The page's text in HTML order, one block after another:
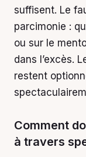
suffisent. Le
parcimonie :
ou sur le
dans l’excès.
restent
Comment
à travers